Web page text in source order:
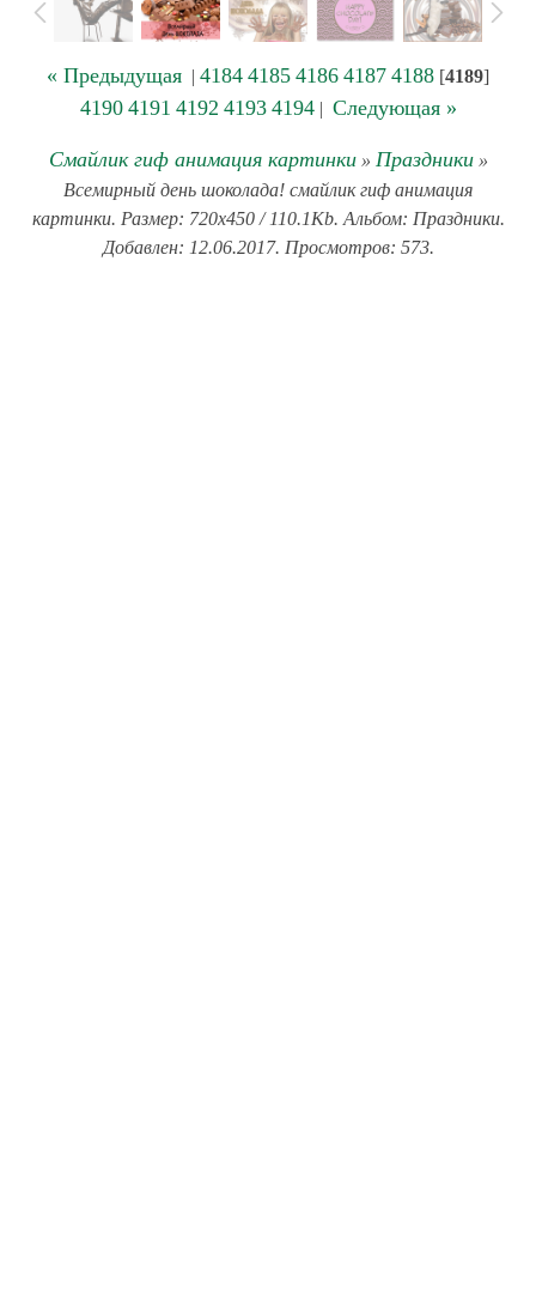
« Предыдущая | 4184 4185 4186 4187 4188 [4189]
4190 4191 4192 4193 4194| Следующая »
Смайлик гиф анимация картинки» Праздники»
Всемирный день шоколада! смайлик гиф анимация
картинки. Размер: 720x450 / 110.1Kb. Альбом: Праздники.
Добавлен: 12.06.2017. Просмотров: 573.